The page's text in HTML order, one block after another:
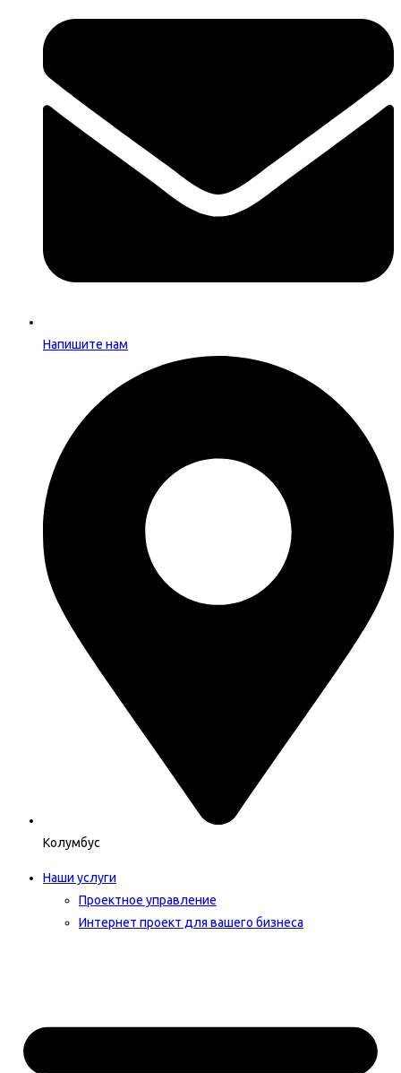
Напишите нам
Колумбус
Наши услуги
Проектное управление
Интернет проект для вашего бизнеса​